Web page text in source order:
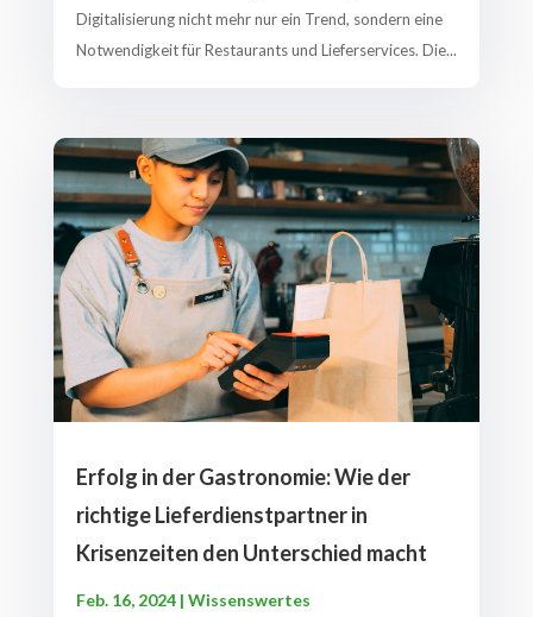
Digitalisierung nicht mehr nur ein Trend, sondern eine
Notwendigkeit für Restaurants und Lieferservices. Die...
Erfolg in der Gastronomie: Wie der
richtige Lieferdienstpartner in
Krisenzeiten den Unterschied macht
Feb. 16, 2024| Wissenswertes